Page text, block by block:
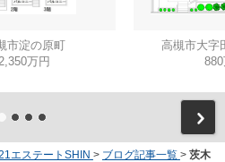
市淀の原町
2,350万円
高槻市大字
エステートSHIN > ブログ記事一覧 > 茨木